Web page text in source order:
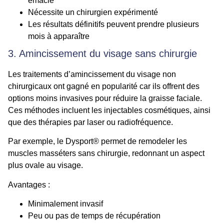
Nécessite un chirurgien expérimenté
Les résultats définitifs peuvent prendre plusieurs
mois à apparaître
3. Amincissement du visage sans chirurgie
Les traitements d’amincissement du visage non
chirurgicaux ont gagné en popularité car ils offrent des
options moins invasives pour réduire la graisse faciale.
Ces méthodes incluent les injectables cosmétiques, ainsi
que des thérapies par laser ou radiofréquence.
Par exemple, le Dysport® permet de remodeler les
muscles masséters sans chirurgie, redonnant un aspect
plus ovale au visage.
Avantages :
Minimalement invasif
Peu ou pas de temps de récupération